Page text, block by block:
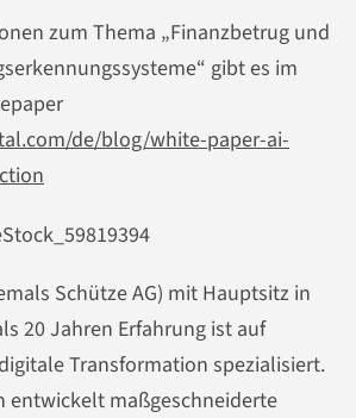
zum Thema „Finanzbetrug und
gibt es im
de/blog/white-paper-ai-
Schütze AG) mit Hauptsitz in
20 Jahren Erfahrung ist auf
Transformation spezialisiert.
entwickelt maßgeschneiderte